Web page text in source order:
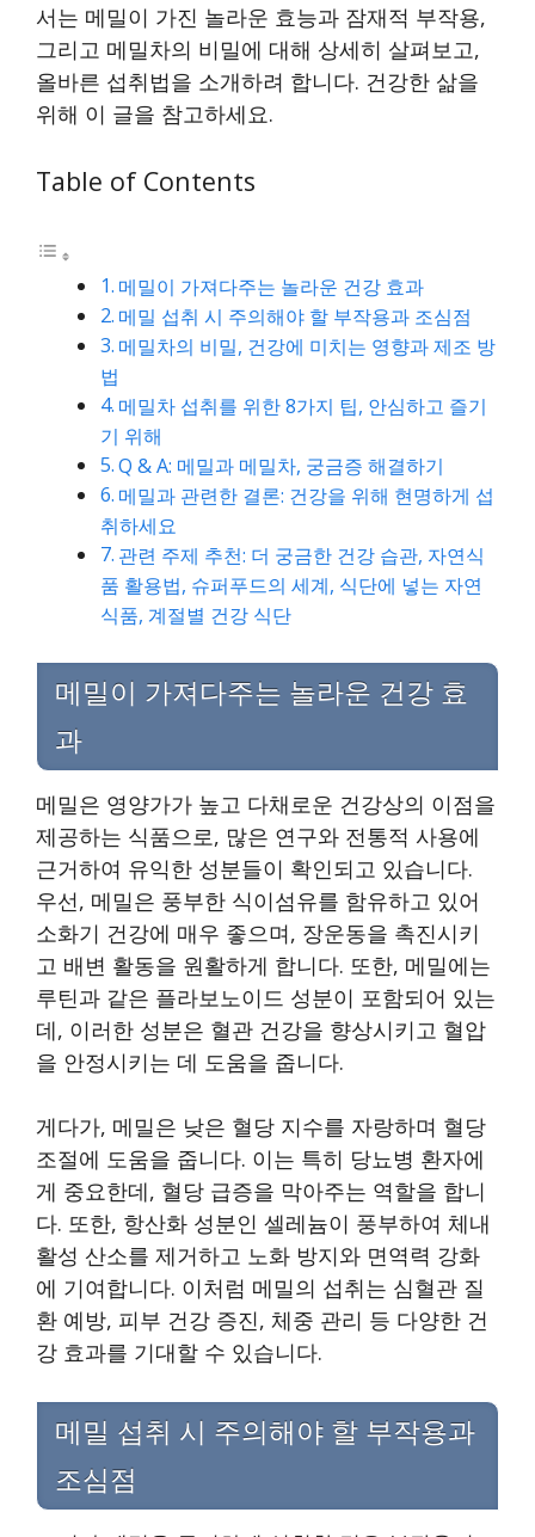
서는 메밀이 가진 놀라운 효능과 잠재적 부작용,
그리고 메밀차의 비밀에 대해 상세히 살펴보고,
올바른 섭취법을 소개하려 합니다. 건강한 삶을
위해 이 글을 참고하세요.
Table of Contents
메밀이 가져다주는 놀라운 건강 효과
메밀 섭취 시 주의해야 할 부작용과 조심점
메밀차의 비밀, 건강에 미치는 영향과 제조 방
법
메밀차 섭취를 위한 8가지 팁, 안심하고 즐기
기 위해
Q & A: 메밀과 메밀차, 궁금증 해결하기
메밀과 관련한 결론: 건강을 위해 현명하게 섭
취하세요
관련 주제 추천: 더 궁금한 건강 습관, 자연식
품 활용법, 슈퍼푸드의 세계, 식단에 넣는 자연
식품, 계절별 건강 식단
메밀이 가져다주는 놀라운 건강 효
과
메밀은 영양가가 높고 다채로운 건강상의 이점을
제공하는 식품으로, 많은 연구와 전통적 사용에
근거하여 유익한 성분들이 확인되고 있습니다.
우선, 메밀은 풍부한 식이섬유를 함유하고 있어
소화기 건강에 매우 좋으며, 장운동을 촉진시키
고 배변 활동을 원활하게 합니다. 또한, 메밀에는
루틴과 같은 플라보노이드 성분이 포함되어 있는
데, 이러한 성분은 혈관 건강을 향상시키고 혈압
을 안정시키는 데 도움을 줍니다.
게다가, 메밀은 낮은 혈당 지수를 자랑하며 혈당
조절에 도움을 줍니다. 이는 특히 당뇨병 환자에
게 중요한데, 혈당 급증을 막아주는 역할을 합니
다. 또한, 항산화 성분인 셀레늄이 풍부하여 체내
활성 산소를 제거하고 노화 방지와 면역력 강화
에 기여합니다. 이처럼 메밀의 섭취는 심혈관 질
환 예방, 피부 건강 증진, 체중 관리 등 다양한 건
강 효과를 기대할 수 있습니다.
메밀 섭취 시 주의해야 할 부작용과
조심점